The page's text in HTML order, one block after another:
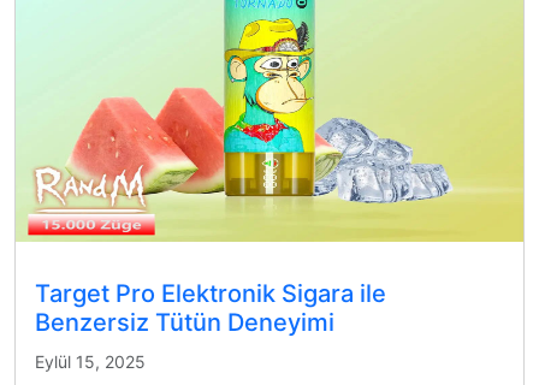
Target Pro Elektronik Sigara ile
Benzersiz Tütün Deneyimi
Eylül 15, 2025